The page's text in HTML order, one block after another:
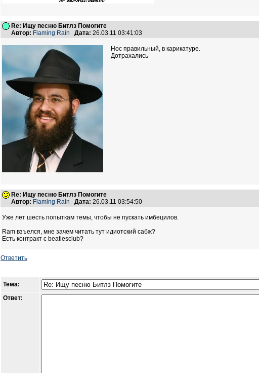
Re: Ищу песню Битлз Помогите
Автор: Flaming Rain Дата: 26.03.11 03:41:03
Нос правильный, в карикатуре.
Дотрахались
Re: Ищу песню Битлз Помогите
Автор: Flaming Rain Дата: 26.03.11 03:54:50
Уже лет шесть попыткам темы, чтобы не пускать имбецилов.
Ram взъелся, мне зачем читать тут идиотский сабж?
Есть контракт с beatlesclub?
Ответить
Тема:
Ответ: